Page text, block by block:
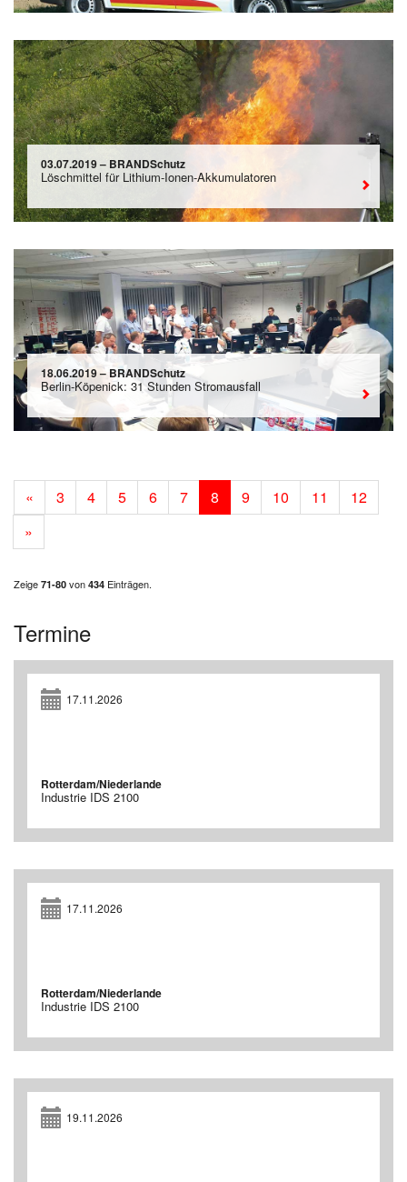
03.07.2019 – BRANDSchutz
Löschmittel für Lithium-Ionen-Akkumulatoren
18.06.2019 – BRANDSchutz
Berlin-Köpenick: 31 Stunden Stromausfall
« 3 4 5 6 7 8 9 10 11
12
»
Zeige 71-80 von 434 Einträgen.
Termine
17.11.2026
Rotterdam/Niederlande
Industrie IDS 2100
17.11.2026
Rotterdam/Niederlande
Industrie IDS 2100
19.11.2026